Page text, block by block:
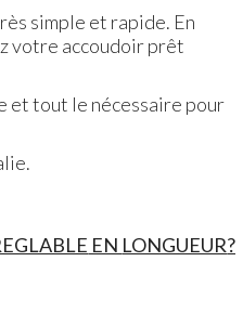
simple et rapide. En
votre accoudoir prêt
et tout le nécessaire pour
EN LONGUEUR?